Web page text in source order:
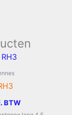
BTW